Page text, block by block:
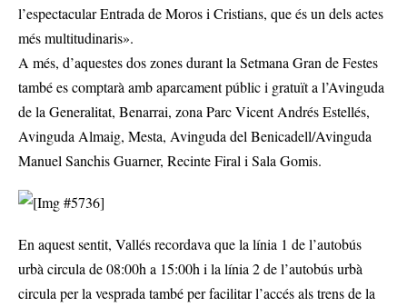
l’espectacular Entrada de Moros i Cristians, que és un dels actes
més multitudinaris».
A més, d’aquestes dos zones durant la Setmana Gran de Festes
també es comptarà amb aparcament públic i gratuït a l’Avinguda
de la Generalitat, Benarrai, zona Parc Vicent Andrés Estellés,
Avinguda Almaig, Mesta, Avinguda del Benicadell/Avinguda
Manuel Sanchis Guarner, Recinte Firal i Sala Gomis.
En aquest sentit, Vallés recordava que la línia 1 de l’autobús
urbà circula de 08:00h a 15:00h i la línia 2 de l’autobús urbà
circula per la vesprada també per facilitar l’accés als trens de la